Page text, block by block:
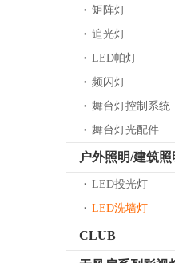
矩阵灯
追光灯
LED帕灯
频闪灯
舞台灯控制系统
舞台灯光配件
户外照明/建筑
LED投光灯
LED洗墙灯
CLUB